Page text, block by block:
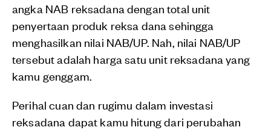
angka NAB reksadana dengan total unit
penyertaan produk reksa dana sehingga
menghasilkan nilai NAB/UP. Nah, nilai NAB/UP
tersebut adalah harga satu unit reksadana yang
kamu genggam.
Perihal cuan dan rugimu dalam investasi
reksadana dapat kamu hitung dari perubahan